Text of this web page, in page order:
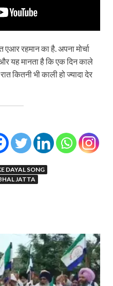
रहमान का है. अपना मोर्चा
यह मानता है कि एक दिन काले
कितनी भी काली हो ज्यादा देर
DAYAL SONG
JATTA